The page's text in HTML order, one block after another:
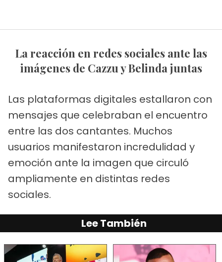
La reacción en redes sociales ante las
imágenes de Cazzu y Belinda juntas
Las plataformas digitales estallaron con
mensajes que celebraban el encuentro
entre las dos cantantes. Muchos
usuarios manifestaron incredulidad y
emoción ante la imagen que circuló
ampliamente en distintas redes
sociales.
Lee También